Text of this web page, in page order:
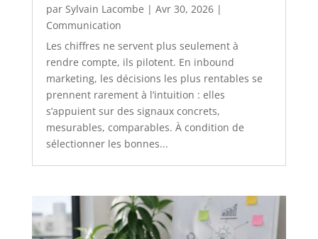
par Sylvain Lacombe | Avr 30, 2026|
Communication
Les chiffres ne servent plus seulement à
rendre compte, ils pilotent. En inbound
marketing, les décisions les plus rentables se
prennent rarement à l’intuition : elles
s’appuient sur des signaux concrets,
mesurables, comparables. À condition de
sélectionner les bonnes...